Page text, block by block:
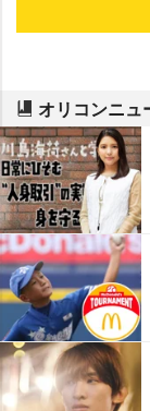
オリコンニュ